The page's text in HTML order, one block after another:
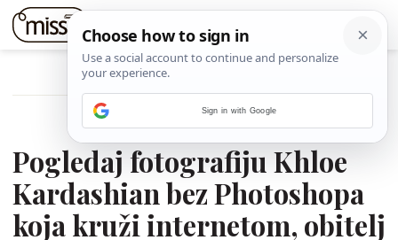
POVRATAK NA ČLANAK
08. TRAVNJA 2021.
Pogledaj fotografiju Khloe
Kardashian bez Photoshopa
koja kruži internetom, obitelj
Sign in with Google